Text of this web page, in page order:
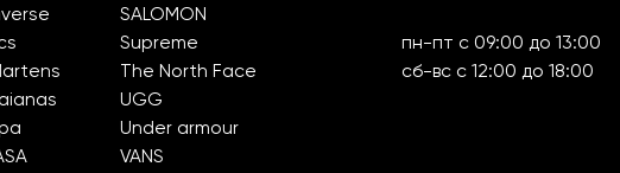
SALOMON
Supreme
The North Face
UGG
Under armour
VANS
пн-пт с 09:00 до 13:00
сб-вс с 12:00 до 18:00